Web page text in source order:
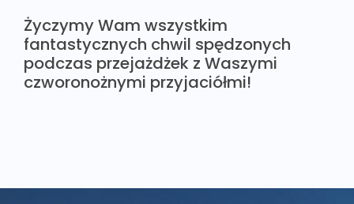
Życzymy Wam wszystkim
fantastycznych chwil spędzonych
podczas przejażdżek z Waszymi
czworonożnymi przyjaciółmi!